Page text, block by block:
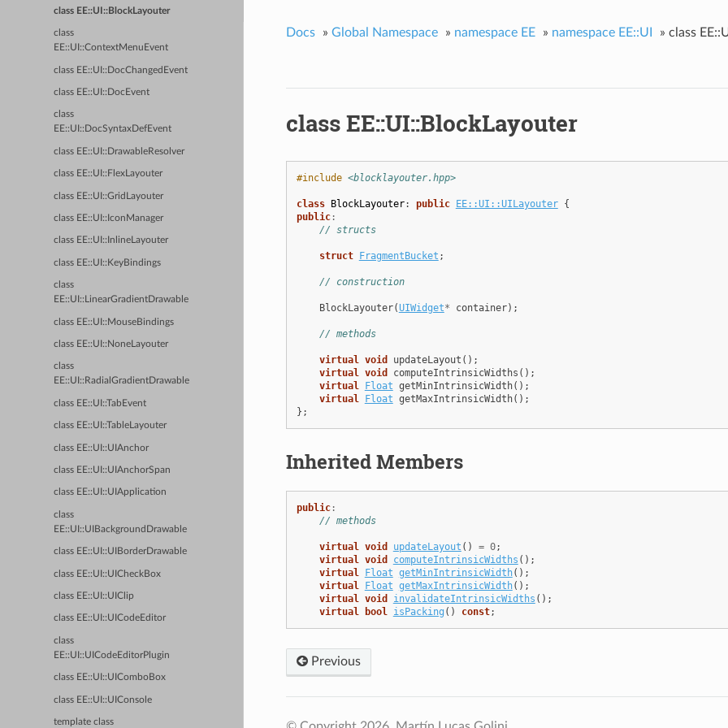
class EE::UI::BlockLayouter
class
EE::UI::ContextMenuEvent
class EE::UI::DocChangedEvent
class EE::UI::DocEvent
class
EE::UI::DocSyntaxDefEvent
class EE::UI::DrawableResolver
class EE::UI::FlexLayouter
class EE::UI::GridLayouter
class EE::UI::IconManager
class EE::UI::InlineLayouter
class EE::UI::KeyBindings
class
EE::UI::LinearGradientDrawable
class EE::UI::MouseBindings
class EE::UI::NoneLayouter
class
EE::UI::RadialGradientDrawable
class EE::UI::TabEvent
class EE::UI::TableLayouter
class EE::UI::UIAnchor
class EE::UI::UIAnchorSpan
class EE::UI::UIApplication
class
EE::UI::UIBackgroundDrawable
class EE::UI::UIBorderDrawable
class EE::UI::UICheckBox
class EE::UI::UIClip
class EE::UI::UICodeEditor
class
EE::UI::UICodeEditorPlugin
class EE::UI::UIComboBox
class EE::UI::UIConsole
template class
Docs » Global Namespace » namespace EE » namespace EE::UI » class
class EE::UI::BlockLayouter
#include <blocklayouter.hpp>
class BlockLayouter: public EE::UI::UILayouter {
public:
// structs
struct FragmentBucket ;
// construction
BlockLayouter(UIWidget* container);
// methods
virtual void updateLayout ();
virtual void computeIntrinsicWidths ();
virtual Float getMinIntrinsicWidth();
virtual Float getMaxIntrinsicWidth();
};
Inherited Members
public:
// methods
virtual void updateLayout () = 0;
virtual
void computeIntrinsicWidths ();
virtual
Float getMinIntrinsicWidth();
virtual
Float getMaxIntrinsicWidth();
virtual
void invalidateIntrinsicWidths ();
virtual
bool isPacking () const;
Previous